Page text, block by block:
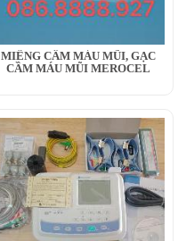
MIẾNG CẦM MÁU MŨI, GẠC
CẦM MÁU MŨI MEROCEL